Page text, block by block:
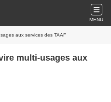
MENU
aux services des TAAF
multi-usages aux